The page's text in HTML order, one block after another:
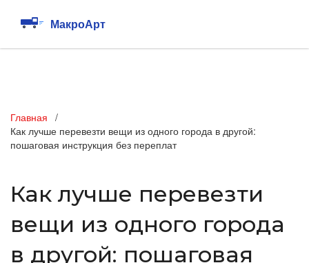
Главная
Как лучше перевезти вещи из одного города в другой:
пошаговая инструкция без переплат
Как лучше перевезти
вещи из одного города
в другой: пошаговая